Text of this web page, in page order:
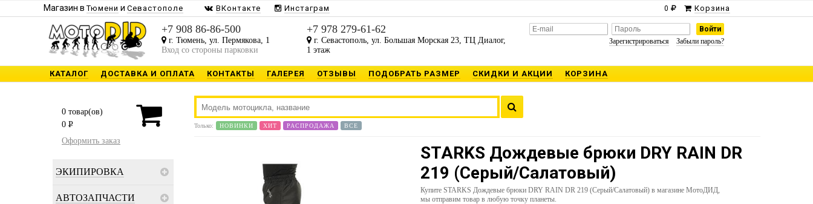
Магазин вТюмени и Севастополе ВКонтакте Инстаграм 0 Корзина
+7 908 86-86-500
г. Тюмень, ул. Пермякова, 1
Вход со стороны парковки
+7 978 279-61-62
г. Севастополь, ул. Большая Морская 23, ТЦ Диалог,
1 этаж
Зарегистрироваться Забыли пароль?
КАТАЛОГ ДОСТАВКА И ОПЛАТА КОНТАКТЫ ГАЛЕРЕЯ ОТЗЫВЫ ПОДОБРАТЬ РАЗМЕР СКИДКИ И АКЦИИ КОРЗИНА
0 товар(ов)
0 P
Оформить заказ
ЭКИПИРОВКА
АВТОЗАПЧАСТИ
Только: НОВИНКИ ХИТ РАСПРОДАЖА ВСЕ
STARKS Дождевые брюки DRY RAIN DR
219 (Серый/Салатовый)
Купите STARKS Дождевые брюки DRY RAIN DR 219 (Серый/Салатовый) в магазине МотоДИД,
мы отправим товар в любую точку планеты.